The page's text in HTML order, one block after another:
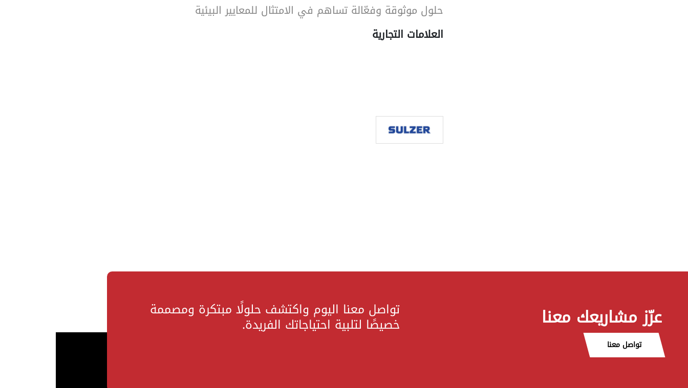
حلول موثوقة وفعّالة تساهم في الامتثال للمعايير البيئية
العلامات التجارية
عزّز مشاريعك معنا تواصل معنا اليوم واكتشف حلولًا مبتكرة ومصممة
خصيصًا لتلبية احتياجاتك الفريدة.
تواصل معنا